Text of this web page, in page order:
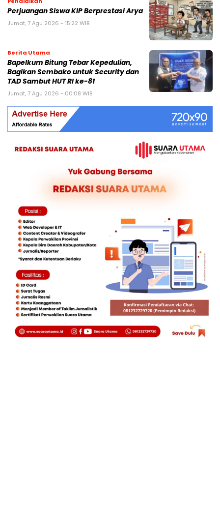
Perjuangan Siswa KIP Berprestasi Arya
Jumat, 7 Agu 2026 - 15:22 WIB
Berita Utama
Bapelkum Bitung Tebar Kepedulian,
Bagikan Sembako untuk Security dan
TAD Sambut HUT RI ke-81
Jumat, 7 Agu 2026 - 00:08 WIB